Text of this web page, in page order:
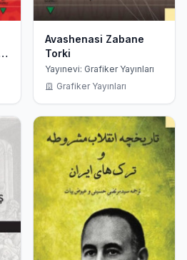
Avashenasi Zabane
Torki
Yayınevi: Grafiker Yayınları
Grafiker Yayınları